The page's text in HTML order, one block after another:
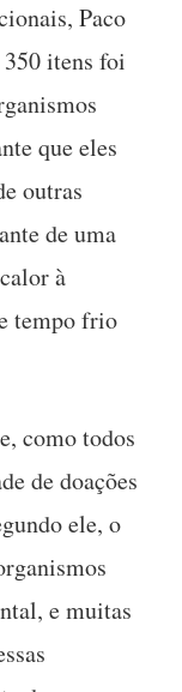
Paco
itens foi
que eles
outras
de uma
à
tempo frio
como todos
de doações
ele, o
e muitas